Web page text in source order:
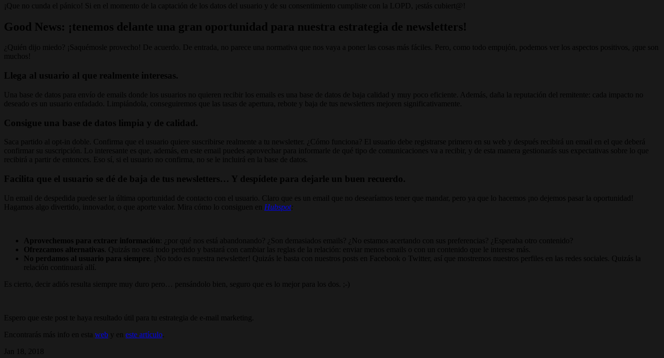
¡Que no cunda el pánico! Si en el momento de la captación de los datos del usuario y de su consentimiento cumpliste con la LOPD, ¡estás cubiert@!
Good News: ¡tenemos delante una gran oportunidad para nuestra estrategia de newsletters!
¿Quién dijo miedo? ¡Saquémosle provecho! De acuerdo. De entrada, no parece una normativa que nos vaya a poner las cosas más fáciles. Pero, como todo empujón, podemos ver los aspectos positivos, ¡que son
muchos!
Llega al usuario al que realmente interesas.
Una base de datos para envío de emails donde los usuarios no quieren recibir los emails es una base de datos de baja calidad y muy poco eficiente. Además, daña la reputación del remitente: cada impacto no
deseado es un usuario enfadado. Limpiándola, conseguiremos que las tasas de apertura, rebote y baja de tus newsletters mejoren significativamente.
Consigue una base de datos limpia y de calidad.
Saca partido al opt-in doble. Confirma que el usuario quiere suscribirse realmente a tu newsletter. ¿Cómo funciona? El usuario debe registrarse primero en su web y después recibirá un email en el que deberá
confirmar su suscripción. Lo interesante es que, además, en este email puedes aprovechar para informarle de qué tipo de comunicaciones va a recibir, y de esta manera gestionarás sus expectativas sobre lo que
recibirá a partir de entonces. Eso sí, si el usuario no confirma, no se le incluirá en la base de datos.
Facilita que el usuario se dé de baja de tus newsletters… Y despídete para dejarle un buen recuerdo.
Un email de despedida puede ser la última oportunidad de contacto con el usuario. Claro que es un email que no desearíamos tener que mandar, pero ya que lo hacemos ¡no dejemos pasar la oportunidad!
Hagamos algo divertido, innovador, o que aporte valor. Mira cómo lo consiguen en Hubspot:
Aprovechemos para extraer información : ¿por qué nos está abandonando? ¿Son demasiados emails? ¿No estamos acertando con sus preferencias? ¿Esperaba otro contenido?
Ofrezcamos alternativas . Quizás no está todo perdido y bastará con cambiar las reglas de la relación: enviar menos emails o con un contenido que le interese más.
No perdamos al usuario para siempre . ¡No todo es nuestra newsletter! Quizás le basta con nuestros posts en Facebook o Twitter, así que mostremos nuestros perfiles en las redes sociales. Quizás la
relación continuará allí.
Es cierto, decir adiós resulta siempre muy duro pero… pensándolo bien, seguro que es lo mejor para los dos. ;-)
Espero que este post te haya resultado útil para tu estrategia de e-mail marketing.
Encontrarás más info en esta web y en este artículo
Jan 18, 2018